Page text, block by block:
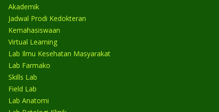
Akademik
Jadwal Prodi Kedokteran
Kemahasiswaan
Virtual Learning
Lab Ilmu Kesehatan Masyarakat
Lab Farmako
Skills Lab
Field Lab
Lab Anatomi